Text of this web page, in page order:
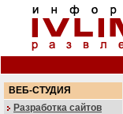
ВЕБ-СТУДИЯ
Разработка сайтов